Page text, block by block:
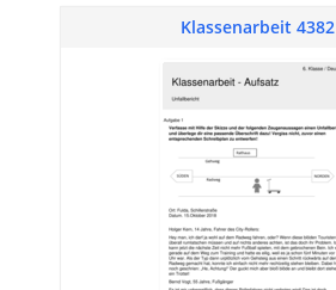
Klassenarbeit 4382